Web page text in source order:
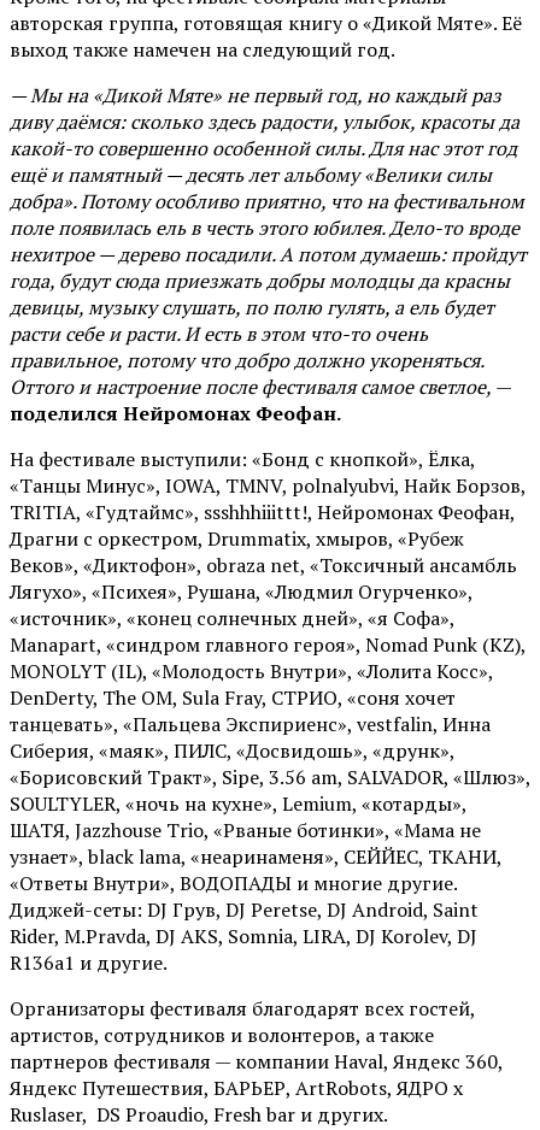
авторская группа, готовящая книгу о «Дикой Мяте». Её
выход также намечен на следующий год.
— Мы на «Дикой Мяте» не первый год, но каждый раз
диву даёмся: сколько здесь радости, улыбок, красоты да
какой-то совершенно особенной силы. Для нас этот год
ещё и памятный — десять лет альбому «Велики силы
добра». Потому особливо приятно, что на фестивальном
поле появилась ель в честь этого юбилея. Дело-то вроде
нехитрое — дерево посадили. А потом думаешь: пройдут
года, будут сюда приезжать добры молодцы да красны
девицы, музыку слушать, по полю гулять, а ель будет
расти себе и расти. И есть в этом что-то очень
правильное, потому что добро должно укореняться.
Оттого и настроение после фестиваля самое светлое, —
поделился Нейромонах Феофан.
На фестивале выступили: «Бонд с кнопкой», Ёлка,
«Танцы Минус», IOWA, TMNV, polnalyubvi, Найк Борзов,
TRITIA, «Гудтаймс», ssshhhiiittt!, Нейромонах Феофан,
Драгни с оркестром, Drummatix, хмыров, «Рубеж
Веков», «Диктофон», obraza net, «Токсичный ансамбль
Лягухо», «Психея», Рушана, «Людмил Огурченко»,
«источник», «конец солнечных дней», «я Софа»,
Manapart, «синдром главного героя», Nomad Punk (KZ),
MONOLYT (IL), «Молодость Внутри», «Лолита Косс»,
DenDerty, The OM, Sula Fray, СТРИО, «соня хочет
танцевать», «Пальцева Экспириенс», vestfalin, Инна
Сиберия, «маяк», ПИЛС, «Досвидошь», «друнк»,
«Борисовский Тракт», Sipe, 3.56 am, SALVADOR, «Шлюз»,
SOULTYLER, «ночь на кухне», Lemium, «котарды»,
ШАТЯ, Jazzhouse Trio, «Рваные ботинки», «Мама не
узнает», black lama, «неаринаменя», СЕЙЙЕС, ТКАНИ,
«Ответы Внутри», ВОДОПАДЫ и многие другие.
Диджей-сеты: DJ Грув, DJ Peretse, DJ Android, Saint
Rider, М.Pravda, DJ AKS, Somnia, LIRA, DJ Korolev, DJ
R136a1 и другие.
Организаторы фестиваля благодарят всех гостей,
артистов, сотрудников и волонтеров, а также
партнеров фестиваля — компании Haval, Яндекс 360,
Яндекс Путешествия, БАРЬЕР, ArtRobots, ЯДРО х
Ruslaser, DS Proaudio, Fresh bar и других.